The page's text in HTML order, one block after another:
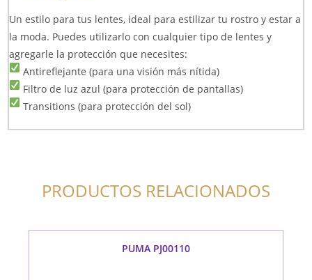
Un estilo para tus lentes, ideal para estilizar tu rostro y estar a
la moda. Puedes utilizarlo con cualquier tipo de lentes y
agregarle la protección que necesites:
Antireflejante (para una visión más nítida)
Filtro de luz azul (para protección de pantallas)
Transitions (para protección del sol)
PRODUCTOS RELACIONADOS
PUMA PJ00110